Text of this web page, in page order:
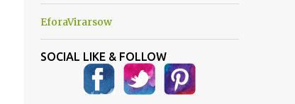
EforaVirarsow
SOCIAL LIKE & FOLLOW